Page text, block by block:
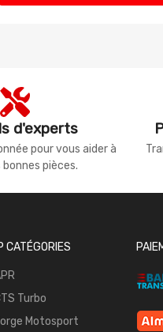
d'experts
pour vous aider à
pièces.
CATÉGORIES
Turbo
Motosport